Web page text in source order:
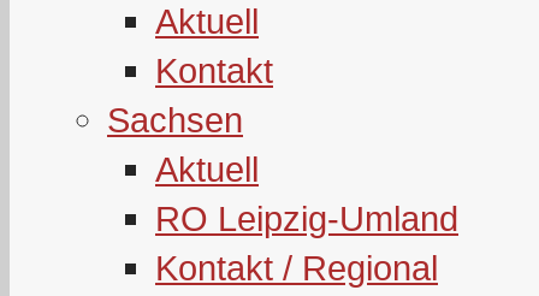
Aktuell
Kontakt
Sachsen
Aktuell
RO Leipzig-Umland
Kontakt / Regional